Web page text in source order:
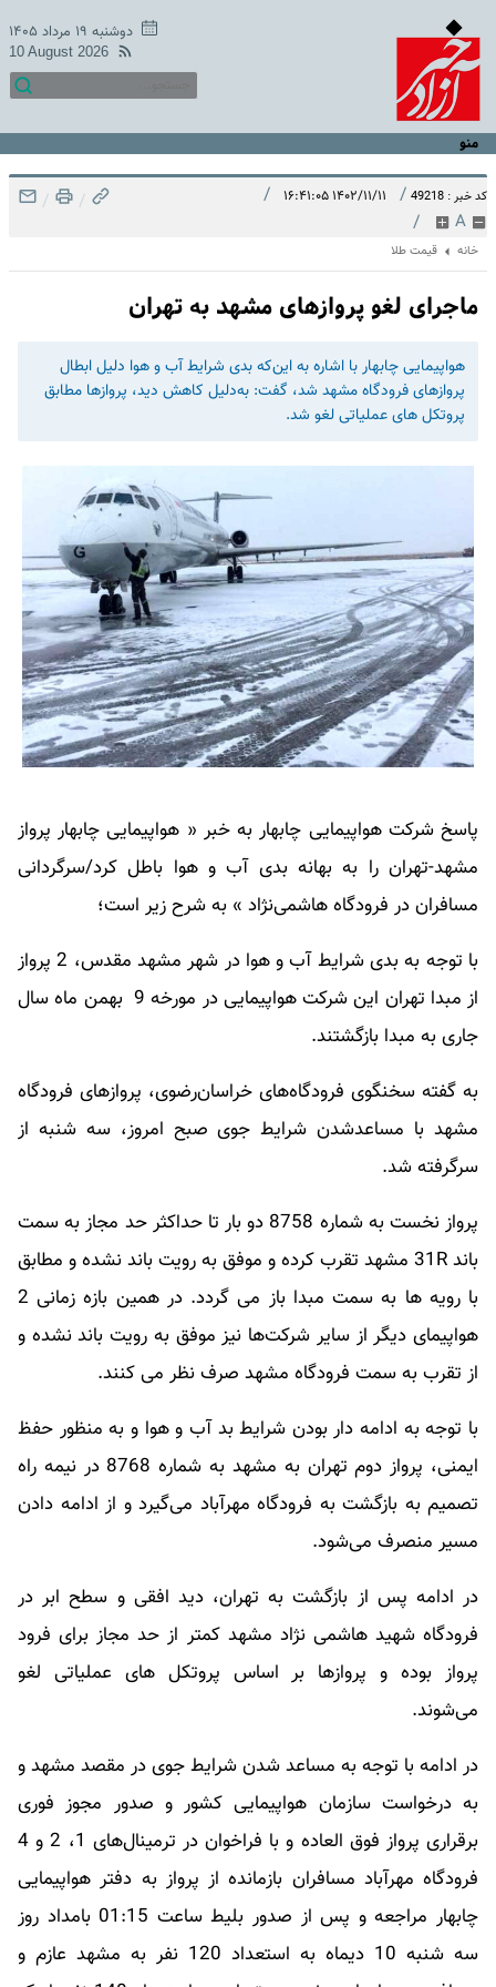
دوشنبه ۱۹ مرداد ۱۴۰۵
10 August 2026
منو
کد خبر : 49218 / ۱۴۰۲/۱۱/۱۱ ۱۶:۴۱:۰۵ /
A
/
/
/
خانه قیمت طلا
ماجرای لغو پروازهای مشهد به تهران
هواپیمایی چابهار با اشاره به ‌این‌که بدی شرایط آب و هوا دلیل ابطال
پروازهای فرودگاه مشهد شد، گفت: به‌دلیل کاهش دید، پروازها مطابق
پروتکل های عملیاتی لغو شد.
پاسخ شرکت هواپیمایی چابهار به خبر « هواپیمایی چابهار پرواز
مشهد-تهران را به بهانه بدی آب و هوا باطل کرد/سرگردانی
مسافران در فرودگاه هاشمی‌نژاد » به شرح زیر است؛
با توجه به بدی شرایط آب و هوا در شهر مشهد مقدس، 2 پرواز
از مبدا تهران این شرکت هواپیمایی در مورخه 9 بهمن ماه سال
جاری به مبدا بازگشتند.
به گفته سخنگوی فرودگاه‌های خراسان‌رضوی، پروازهای فرودگاه
مشهد با مساعدشدن شرایط جوی صبح امروز، سه شنبه از
سرگرفته شد.
پرواز نخست به شماره 8758 دو بار تا حداکثر حد مجاز به سمت
باند 31R مشهد تقرب کرده و موفق به رویت باند نشده و مطابق
با رویه ها به سمت مبدا باز می گردد. در همین بازه زمانی 2
هواپیمای دیگر از سایر شرکت‌ها نیز موفق به رویت باند نشده و
از تقرب به سمت فرودگاه مشهد صرف نظر می کنند.
با توجه به ادامه دار بودن شرایط بد آب و هوا و به منظور حفظ
ایمنی، پرواز دوم تهران به مشهد به شماره 8768 در نیمه راه
تصمیم به بازگشت به فرودگاه مهرآباد می‌گیرد و از ادامه دادن
مسیر منصرف می‌شود.
در ادامه پس از بازگشت به تهران، دید افقی و سطح ابر در
فرودگاه شهید هاشمی نژاد مشهد کمتر از حد مجاز برای فرود
پرواز بوده و پروازها بر اساس پروتکل های عملیاتی لغو
می‌شوند.
در ادامه با توجه به مساعد شدن شرایط جوی در مقصد مشهد و
به درخواست سازمان هواپیمایی کشور و صدور مجوز فوری
برقراری پرواز فوق العاده و با فراخوان در ترمینال‌های 1، 2 و 4
فرودگاه مهرآباد مسافران بازمانده از پرواز به دفتر هواپیمایی
چابهار مراجعه و پس از صدور بلیط ساعت 01:15 بامداد روز
سه شنبه 10 دیماه به استعداد 120 نفر به مشهد عازم و